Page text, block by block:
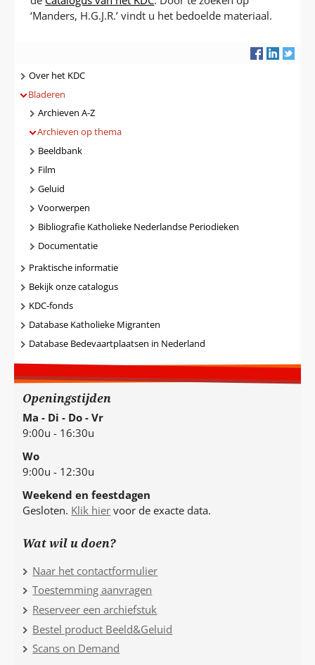
‘Manders, H.G.J.R.’ vindt u het bedoelde materiaal.
Navigatie
Over het KDC
Bladeren
Archieven A-Z
Archieven op thema
Beeldbank
Film
Geluid
Voorwerpen
Bibliografie Katholieke Nederlandse Periodieken
Documentatie
Praktische informatie
Bekijk onze catalogus
KDC-fonds
Database Katholieke Migranten
Database Bedevaartplaatsen in Nederland
Openingstijden
Ma - Di - Do - Vr
9:00u - 16:30u
Wo
9:00u - 12:30u
Weekend en feestdagen
Gesloten. Klik hier voor de exacte data.
Wat wil u doen?
Naar het contactformulier
Toestemming aanvragen
Reserveer een archiefstuk
Bestel product Beeld&Geluid
Scans on Demand